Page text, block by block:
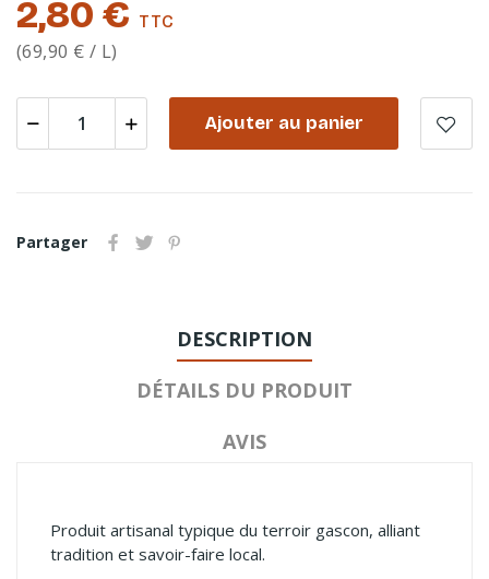
2,80 € TTC
(69,90 € / L)
Ajouter au panier
Partager
DESCRIPTION
DÉTAILS DU PRODUIT
AVIS
Produit artisanal typique du terroir gascon, alliant
tradition et savoir-faire local.